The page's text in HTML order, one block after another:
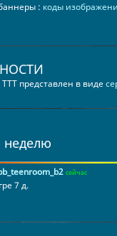
: коды
представлен в виде
неделю
сейчас
7 д.